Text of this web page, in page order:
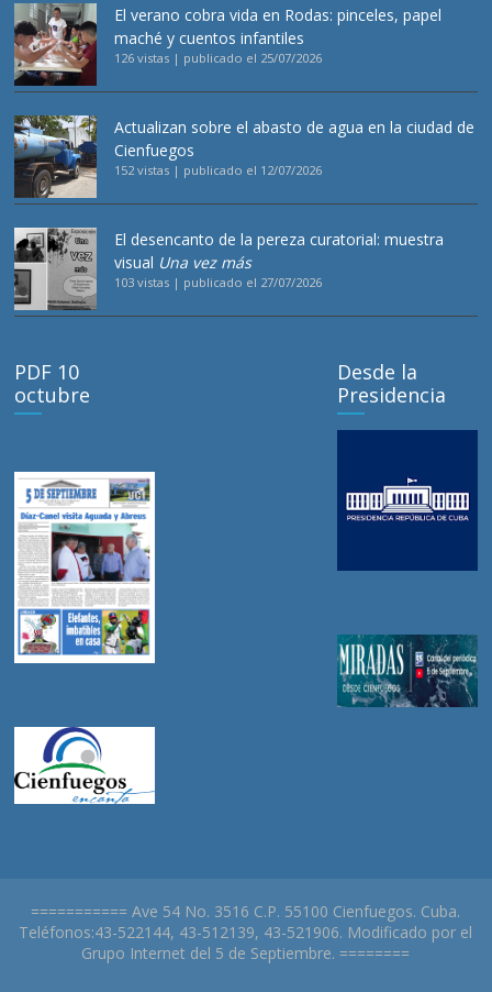
El verano cobra vida en Rodas: pinceles, papel
maché y cuentos infantiles
126 vistas | publicado el 25/07/2026
Actualizan sobre el abasto de agua en la ciudad de
Cienfuegos
152 vistas | publicado el 12/07/2026
El desencanto de la pereza curatorial: muestra
visual Una vez más
103 vistas | publicado el 27/07/2026
PDF 10
octubre
Desde la
Presidencia
=========== Ave 54 No. 3516 C.P. 55100 Cienfuegos. Cuba.
Teléfonos:43-522144, 43-512139, 43-521906. Modificado por el
Grupo Internet del 5 de Septiembre. ========